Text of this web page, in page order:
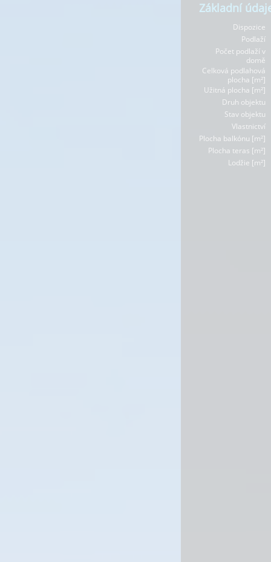
Základní
Dispozice
Podlaží
Počet podlaží v
domě
Celková podlahová
plocha [m²]
Užitná plocha [m²]
Druh objektu
Stav objektu
Vlastnictví
Plocha balkónu [m²]
Plocha teras [m²]
Lodžie [m²]